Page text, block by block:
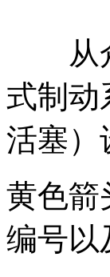
从众
式制动
活塞）
黄色箭
编号以